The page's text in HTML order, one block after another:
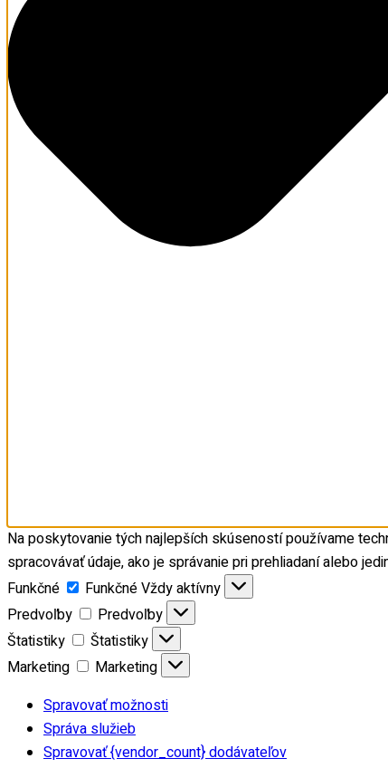
Na poskytovanie tých najlepších skúseností používame
spracovávať údaje, ako je správanie pri prehliadaní alebo
Funkčné
FunkčnéVždy aktívny
Predvoľby
Predvoľby
Štatistiky
Štatistiky
Marketing
Marketing
Spravovať možnosti
Správa služieb
Spravovať {vendor_count} dodávateľov